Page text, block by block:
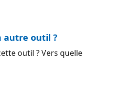
autre outil ?
outil ? Vers quelle